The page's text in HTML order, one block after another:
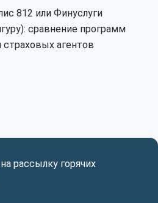
812 или Финуслуги
сравнение программ
страховых агентов
рассылку горячих